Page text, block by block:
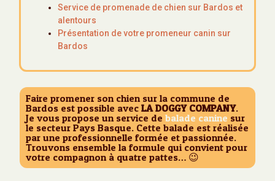
Service de promenade de chien sur Bardos et
alentours
Présentation de votre promeneur canin sur
Bardos
Faire promener son chien sur la commune de
Bardos est possible avecLA DOGGY COMPANY.
Je vous propose un service debalade canine sur
le secteur Pays Basque. Cette balade est réalisée
par une professionnelle formée et passionnée.
Trouvons ensemble la formule qui convient pour
votre compagnon à quatre pattes… 😉